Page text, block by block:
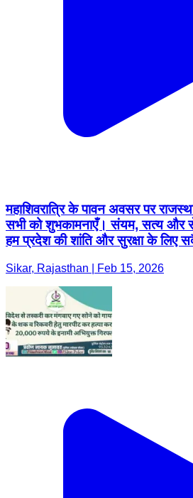
महाशिवरात्रि के पावन अवसर पर
सभी को शुभकामनाएँ। संयम, सत्य और
हम प्रदेश की शांति और सुरक्षा के लिए
Sikar, Rajasthan | Feb 15, 2026